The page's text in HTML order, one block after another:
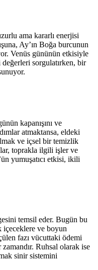
ama kararlı enerjisi
Ay’ın Boğa burcunun
Venüs gününün etkisiyle
sorgulatırken, bir
kapanışını ve
atmaktansa, eldeki
ve içsel bir temizlik
toprakla ilgili işler ve
yumuşatıcı etkisi, ikili
temsil eder. Bugün bu
içeceklere ve boyun
fazı vücuttaki ödemi
Ruhsal olarak ise
sinir sistemini